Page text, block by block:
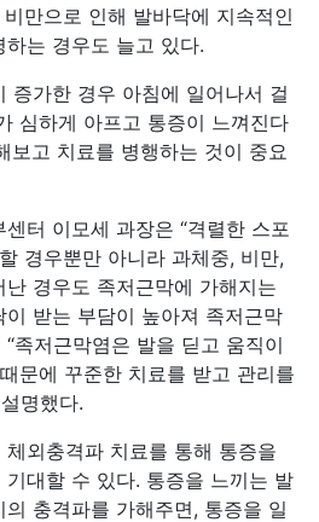
만으로 인해 발바닥에 지속적인
는 경우도 늘고 있다.
증가한 경우 아침에 일어나서 걸
심하게 아프고 통증이 느껴진다
보고 치료를 병행하는 것이 중요
터 이모세 과장은 “격렬한 스포
경우뿐만 아니라 과체중, 비만,
경우도 족저근막에 가해지는
받는 부담이 높아져 족저근막
족저근막염은 발을 딛고 움직이
문에 꾸준한 치료를 받고 관리를
명했다.
외충격파 치료를 통해 통증을
대할 수 있다. 통증을 느끼는 발
충격파를 가해주면, 통증을 일